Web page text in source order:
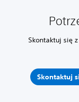
Skontaktuj się
Skontaktuj